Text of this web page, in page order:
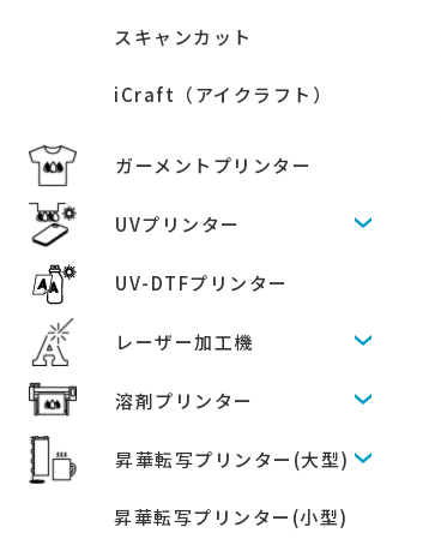
スキャンカット
iCraft（アイクラフト）
ガーメントプリンター
UVプリンター
UV-DTFプリンター
レーザー加工機
溶剤プリンター
昇華転写プリンター(大型)
昇華転写プリンター(小型)